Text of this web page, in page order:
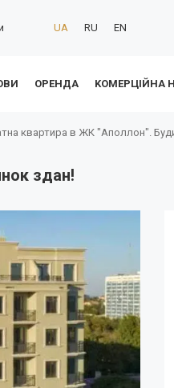
UA RU EN
ОРЕНДА KОМЕРЦІЙНА
квартира в ЖК "Аполлон".
здан!